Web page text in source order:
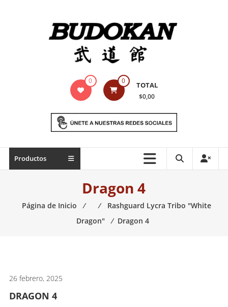
Indumentaria
marciales
Todo
necesario
0 0 TOTAL
$0,00
Productos
Dragon 4
Página de Inicio ⁄ ⁄
Rashguard Lycra Tribo "White
Dragon"
⁄ Dragon 4
26 febrero, 2025
DRAGON 4